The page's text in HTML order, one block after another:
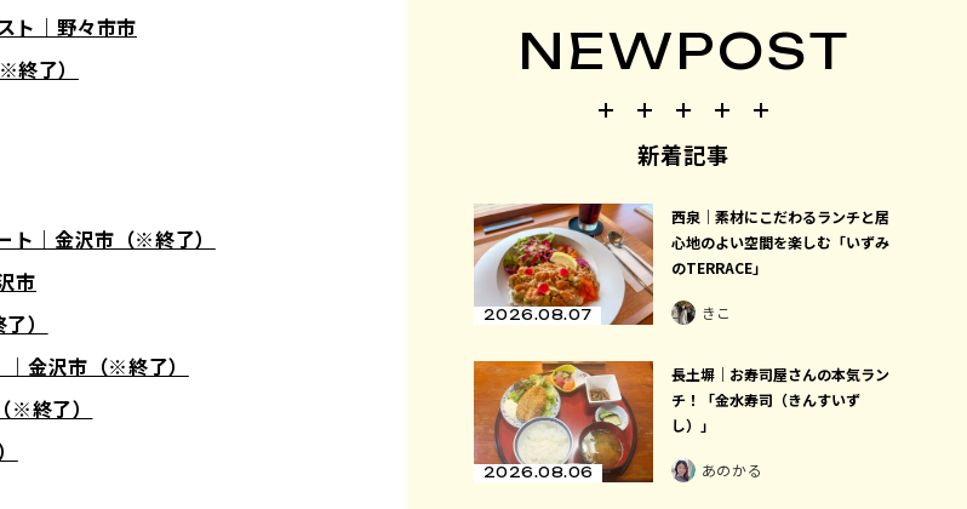
ト｜野々市市
了）
｜金沢市（※終了）
市
）
金沢市（※終了）
終了）
NEWPOST
新着記事
2026.08.07
西泉｜素材にこだわるランチと居
心地のよい空間を楽しむ「いずみ
のTERRACE」
きこ
2026.08.06
長土塀｜お寿司屋さんの本気ラン
チ！「金水寿司（きんすいず
し）」
あのかる